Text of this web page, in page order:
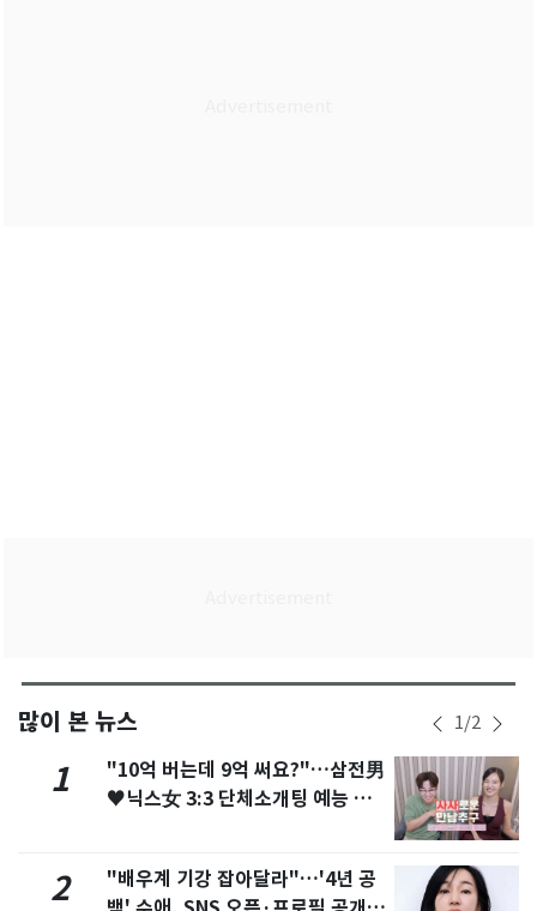
많이 본 뉴스 1/2
1
"10억 버는데 9억 써요?"…삼전男
♥닉스女 3:3 단체소개팅 예능 화
2
"배우계 기강 잡아달라"…'4년 공